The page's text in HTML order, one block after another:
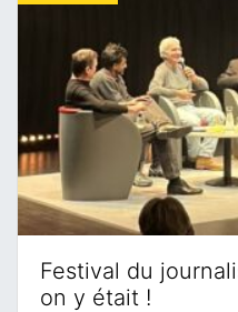
Festival du
on y était !